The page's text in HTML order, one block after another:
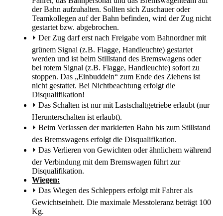
der Bahn aufzuhalten. Sollten sich Zuschauer oder
Teamkollegen auf der Bahn befinden, wird der Zug nicht
gestartet bzw. abgebrochen.
⏵ Der Zug darf erst nach Freigabe vom Bahnordner mit
grünem Signal (z.B. Flagge, Handleuchte) gestartet
werden und ist beim Stillstand des Bremswagens oder
bei rotem Signal (z.B. Flagge, Handleuchte) sofort zu
stoppen. Das „Einbuddeln“ zum Ende des Ziehens ist
nicht gestattet. Bei Nichtbeachtung erfolgt die
Disqualifikation!
⏵ Das Schalten ist nur mit Lastschaltgetriebe erlaubt (nur
Herunterschalten ist erlaubt).
⏵ Beim Verlassen der markierten Bahn bis zum Stillstand
des Bremswagens erfolgt die Disqualifikation.
⏵ Das Verlieren von Gewichten oder ähnlichem während
der Verbindung mit dem Bremswagen führt zur
Disqualifikation.
Wiegen:
⏵ Das Wiegen des Schleppers erfolgt mit Fahrer als
Gewichtseinheit. Die maximale Messtoleranz beträgt 100
Kg.